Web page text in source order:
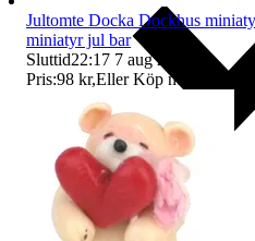
Jultomte Docka Dockhus
miniatyr jul bar
Sluttid22:17 7 aug 22:17
Pris:98 kr,Eller Köp nu